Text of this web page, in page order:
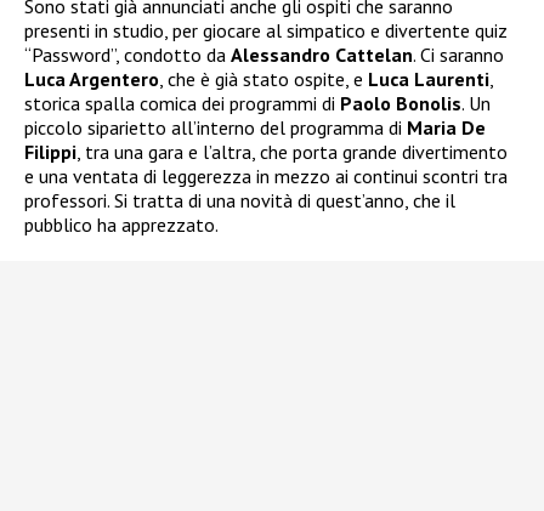
Sono stati già annunciati anche gli ospiti che saranno
presenti in studio, per giocare al simpatico e divertente quiz
“Password”, condotto da Alessandro Cattelan. Ci saranno
Luca Argentero, che è già stato ospite, e Luca Laurenti,
storica spalla comica dei programmi di Paolo Bonolis. Un
piccolo siparietto all’interno del programma di Maria De
Filippi, tra una gara e l’altra, che porta grande divertimento
e una ventata di leggerezza in mezzo ai continui scontri tra
professori. Si tratta di una novità di quest’anno, che il
pubblico ha apprezzato.